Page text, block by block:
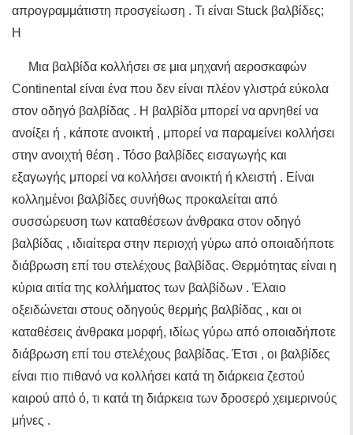
απρογραμμάτιστη προσγείωση . Τι είναι Stuck βαλβίδες;
Η
Μια βαλβίδα κολλήσει σε μια μηχανή αεροσκαφών
Continental είναι ένα που δεν είναι πλέον γλιστρά εύκολα
στον οδηγό βαλβίδας . Η βαλβίδα μπορεί να αρνηθεί να
ανοίξει ή , κάποτε ανοικτή , μπορεί να παραμείνει κολλήσει
στην ανοιχτή θέση . Τόσο βαλβίδες εισαγωγής και
εξαγωγής μπορεί να κολλήσει ανοικτή ή κλειστή . Είναι
κολλημένοι βαλβίδες συνήθως προκαλείται από
συσσώρευση των καταθέσεων άνθρακα στον οδηγό
βαλβίδας , ιδιαίτερα στην περιοχή γύρω από οποιαδήποτε
διάβρωση επί του στελέχους βαλβίδας. Θερμότητας είναι η
κύρια αιτία της κολλήματος των βαλβίδων . Έλαιο
οξειδώνεται στους οδηγούς θερμής βαλβίδας , και οι
καταθέσεις άνθρακα μορφή, ιδίως γύρω από οποιαδήποτε
διάβρωση επί του στελέχους βαλβίδας. Έτσι , οι βαλβίδες
είναι πιο πιθανό να κολλήσει κατά τη διάρκεια ζεστού
καιρού από ό, τι κατά τη διάρκεια των δροσερό χειμερινούς
μήνες .